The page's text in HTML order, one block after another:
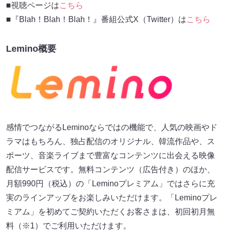
■視聴ページはこちら
■『Blah！Blah！Blah！』番組公式X（Twitter）はこちら
Lemino概要
感情でつながるLeminoならではの機能で、人気の映画やド
ラマはもちろん、独占配信のオリジナル、韓流作品や、ス
ポーツ、音楽ライブまで豊富なコンテンツに出会える映像
配信サービスです。無料コンテンツ（広告付き）のほか、
月額990円（税込）の「Leminoプレミアム」ではさらに充
実のラインアップをお楽しみいただけます。「Leminoプレ
ミアム」を初めてご契約いただくお客さまは、初回初月無
料（※1）でご利用いただけます。